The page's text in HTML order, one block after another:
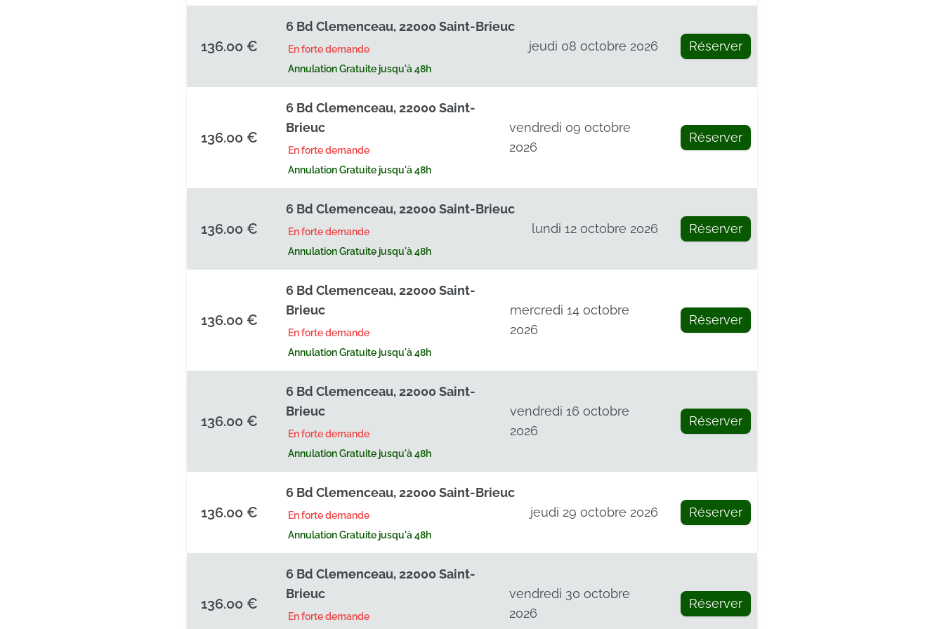
136.00 €
6 Bd Clemenceau, 22000 Saint-Brieuc
En forte demande
Annulation Gratuite jusqu'à 48h
jeudi 08 octobre 2026 Réserver
136.00 €
6 Bd Clemenceau, 22000 Saint-
Brieuc
En forte demande
Annulation Gratuite jusqu'à 48h
vendredi 09 octobre
2026
Réserver
136.00 €
6 Bd Clemenceau, 22000 Saint-Brieuc
En forte demande
Annulation Gratuite jusqu'à 48h
lundi 12 octobre 2026 Réserver
136.00 €
6 Bd Clemenceau, 22000 Saint-
Brieuc
En forte demande
Annulation Gratuite jusqu'à 48h
mercredi 14 octobre
2026
Réserver
136.00 €
6 Bd Clemenceau, 22000 Saint-
Brieuc
En forte demande
Annulation Gratuite jusqu'à 48h
vendredi 16 octobre
2026
Réserver
136.00 €
6 Bd Clemenceau, 22000 Saint-Brieuc
En forte demande
Annulation Gratuite jusqu'à 48h
jeudi 29 octobre 2026 Réserver
136.00 €
6 Bd Clemenceau, 22000 Saint-
Brieuc
En forte demande
vendredi 30 octobre
2026
Réserver